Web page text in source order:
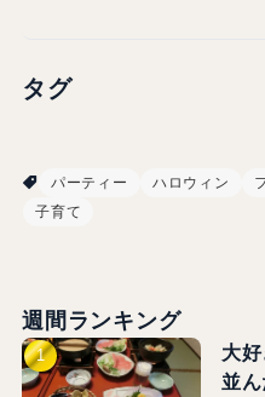
タグ
パーティー
ハロウィン
子育て
週間ランキング
大
並